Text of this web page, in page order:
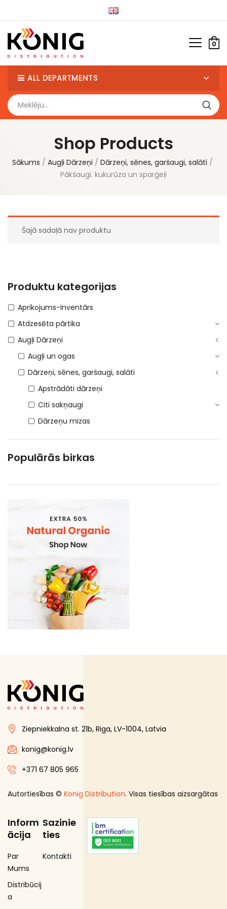
0
ALL DEPARTMENTS
Shop Products
Sākums Augļi Dārzeņi
Dārzeņi, sēnes, garšaugi, salāti
Pākšaugi. kukurūza un sparģeļi
Šajā sadaļā nav produktu
Produktu kategorijas
Aprikojums-Inventārs
Atdzesēta pārtika
Augļi Dārzeņi
Augļi un ogas
Dārzeņi, sēnes, garšaugi, salāti
Apstrādāti dārzeņi
Citi sakņaugi
Dārzeņu mizas
Garšaugi 21%
Garšaugi 5%
Kartupeļi. 21%
Kartupeļi. burkāni. bietes
Ķirbji. baklažāni un kabačveidīgie
Pākšaugi. kukurūza un sparģeļi
Paprika. pipari
Salāti
Sēnes
Sīpoli. puravi. ķiploki
Tīrīti dārzeņi (STARP PRODUKTS RAŽOŠANAI)
Tīrīti dārzeņi 21%
Bakaleja
Bezalkoholiskie dzērieni
Dažadi no veca sakartojuma
Dažadi no veca sakartojuma (PVN 12%)
Gramatvedibas
Mājsaimniecības preces
Organic
Piena , augu tauki un olas produkti
Saldētā pārtika
Populārās birkas
Ziepniekkalna st. 21b, Riga, LV-1004, Latvia
konig@konig.lv
+371 67 805 965
Autortiesības © Konig Distribution. Visas tiesības aizsargātas
Inform
ācija
Par
Mums
Distribūcij
a
Sazinie
ties
Kontakti